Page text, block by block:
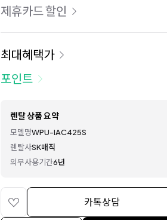
제휴카드 할인
최대혜택가
포인트
렌탈 상품 요약
모델명WPU-IAC425S
렌탈사SK매직
의무사용기간6년
카톡상담